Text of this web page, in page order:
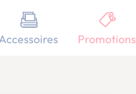
Promotions